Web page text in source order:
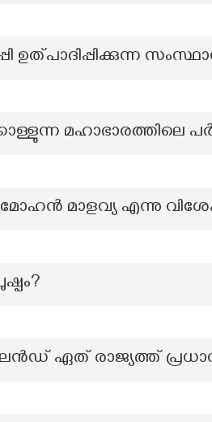
ഉത്പാദിപ്പിക്കുന്ന
മഹാഭാരത്തിലെ
മാളവ്യ എന്നു
ഏത് രാജ്യത്ത്